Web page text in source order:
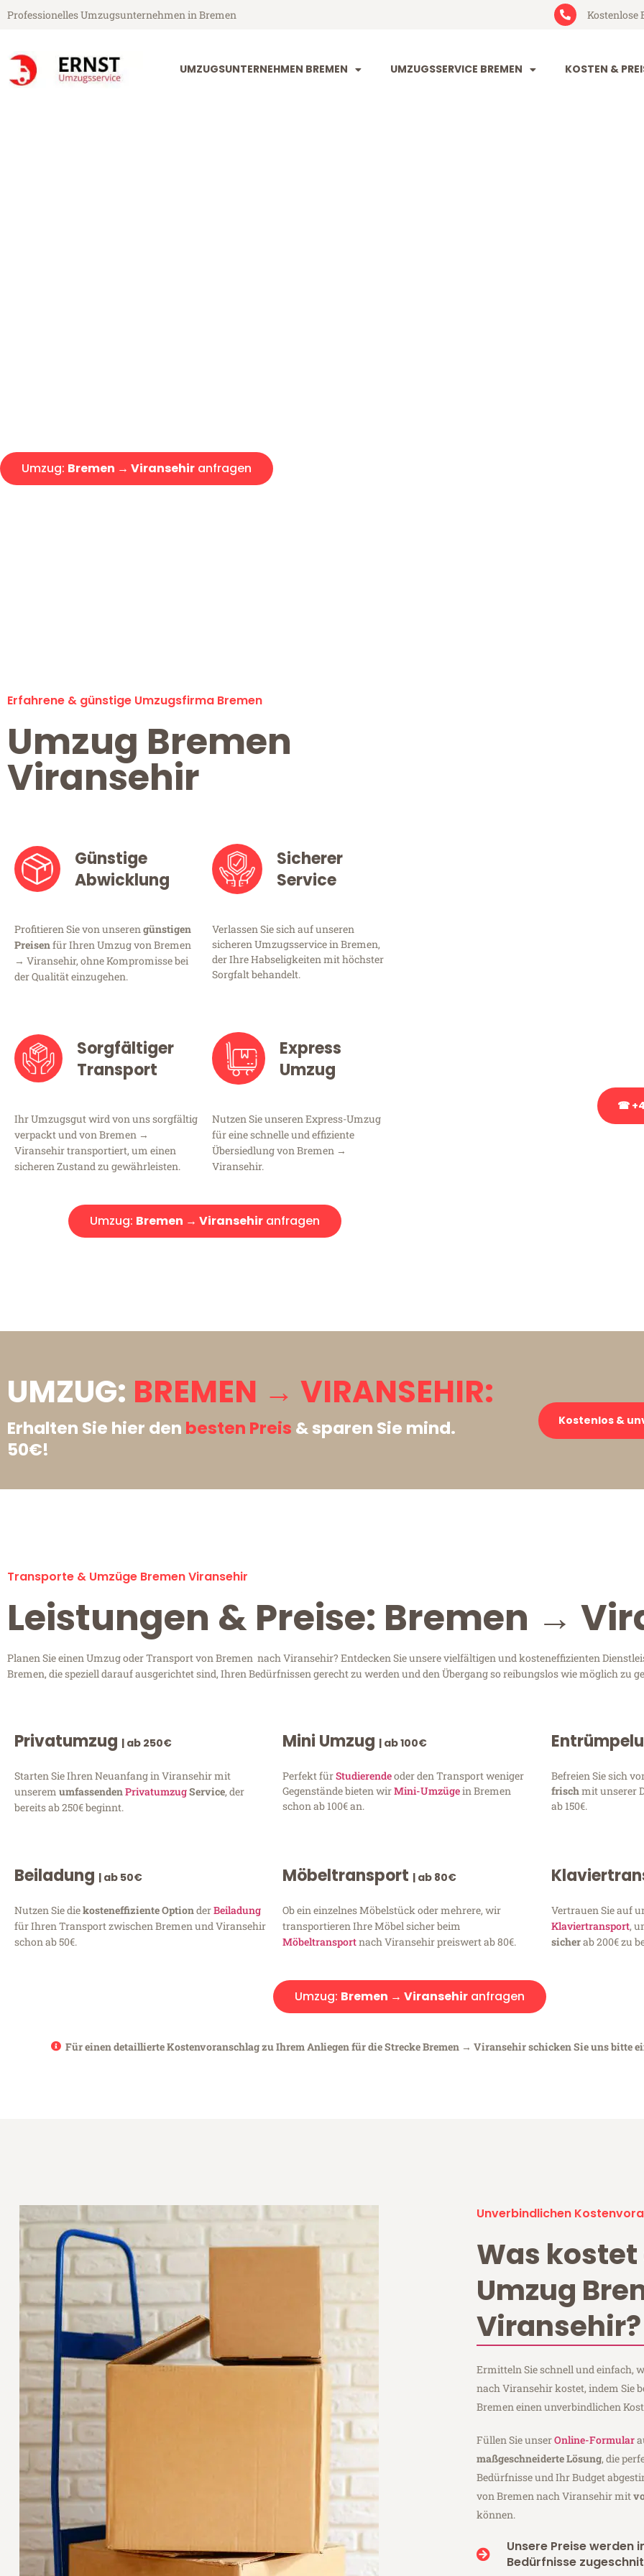
Professionelles Umzugsunternehmen in Bremen Kostenlose
UMZUGSUNTERNEHMEN BREMEN UMZUGSSERVICE BREMEN KOSTEN &
Umzug: Bremen → Viransehir anfragen
Erfahrene & günstige Umzugsfirma Bremen
Umzug Bremen
Viransehir
Günstige
Abwicklung
Profitieren Sie von unserengünstigen
Preisenfür Ihren Umzug von Bremen
→ Viransehir, ohne Kompromisse bei
der Qualität einzugehen.
Sicherer
Service
Verlassen Sie sich auf unseren
sicheren Umzugsservice in Bremen,
der Ihre Habseligkeiten mit höchster
Sorgfalt behandelt.
Sorgfältiger
Transport
Ihr Umzugsgut wird von uns sorgfältig
verpackt und von Bremen →
Viransehir transportiert, um einen
sicheren Zustand zu gewährleisten.
Express
Umzug
Nutzen Sie unseren Express-Umzug
für eine schnelle und effiziente
Übersiedlung von Bremen →
Viransehir.
Umzug: Bremen → Viransehir anfragen
☎
UMZUG: BREMEN → VIRANSEHIR:
Erhalten Sie hier den besten Preis & sparen Sie mind.
50€!
Kostenlos &
Transporte & Umzüge Bremen Viransehir
Leistungen & Preise: Bremen →
Planen Sie einen Umzug oder Transport von Bremen nach Viransehir? Entdecken Sie unsere vielfältigen und kosteneffizienten
Bremen, die speziell darauf ausgerichtet sind, Ihren Bedürfnissen gerecht zu werden und den Übergang so reibungslos wie möglich zu
Privatumzug | ab 250€
Starten Sie Ihren Neuanfang in Viransehir mit
unserem umfassendenPrivatumzugService, der
bereits ab 250€ beginnt.
Mini Umzug | ab 100€
Perfekt fürStudierendeoder den Transport weniger
Gegenstände bieten wirMini-Umzügein Bremen
schon ab 100€ an.
Befreien Sie sich
frischmit unserer
ab 150€.
Beiladung | ab 50€
Nutzen Sie diekosteneffiziente OptionderBeiladung
für Ihren Transport zwischen Bremen und Viransehir
schon ab 50€.
Möbeltransport | ab 80€
Ob ein einzelnes Möbelstück oder mehrere, wir
transportieren Ihre Möbel sicher beim
Möbeltransportnach Viransehir preiswert ab 80€.
Vertrauen Sie auf
Klaviertransport,
sicherab 200€ zu
Umzug: Bremen → Viransehir anfragen
Für einen detaillierte Kostenvoranschlag zu Ihrem Anliegen für die Strecke Bremen → Viransehir schicken Sie uns bitte
Unverbindlichen
Was kostet
Umzug
Viransehir?
Ermitteln Sie schnell und einfach,
nach Viransehir kostet, indem Sie
Bremen einen unverbindlichen
Füllen Sie unserOnline-Formular
maßgeschneiderte Lösung, die
Bedürfnisse und Ihr Budget
von Bremen nach Viransehir mit
können.
Unsere Preise werden
Bedürfnisse